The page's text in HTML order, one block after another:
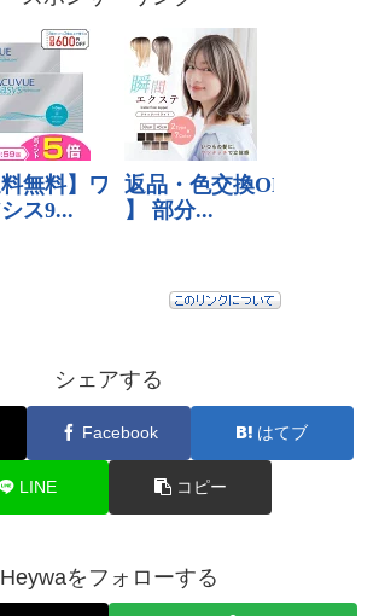
シェアする
Facebook はてブ
LINE コピー
Heywaをフォローする